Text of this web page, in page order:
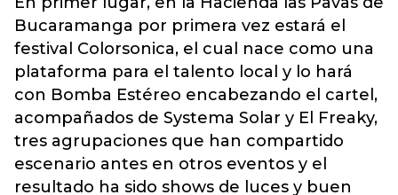
Bucaramanga por primera vez estará el
festival Colorsonica, el cual nace como una
plataforma para el talento local y lo hará
con Bomba Estéreo encabezando el cartel,
acompañados de Systema Solar y El Freaky,
tres agrupaciones que han compartido
escenario antes en otros eventos y el
resultado ha sido shows de luces y buen